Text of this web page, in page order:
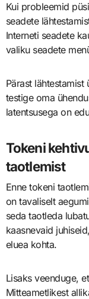
Kui probleemid
seadete
Interneti seadete
valiku seadete
Pärast
testige oma
latentsusega on
Tokeni
taotlemist
Enne tokeni
on tavaliselt
seda taotleda
kaasnevaid
eluea kohta.
Lisaks veenduge,
Mitteametlikest